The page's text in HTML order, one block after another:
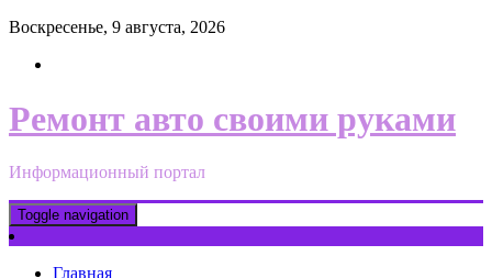
Воскресенье, 9 августа, 2026
Ремонт авто своими руками
Информационный портал
Toggle navigation
Главная